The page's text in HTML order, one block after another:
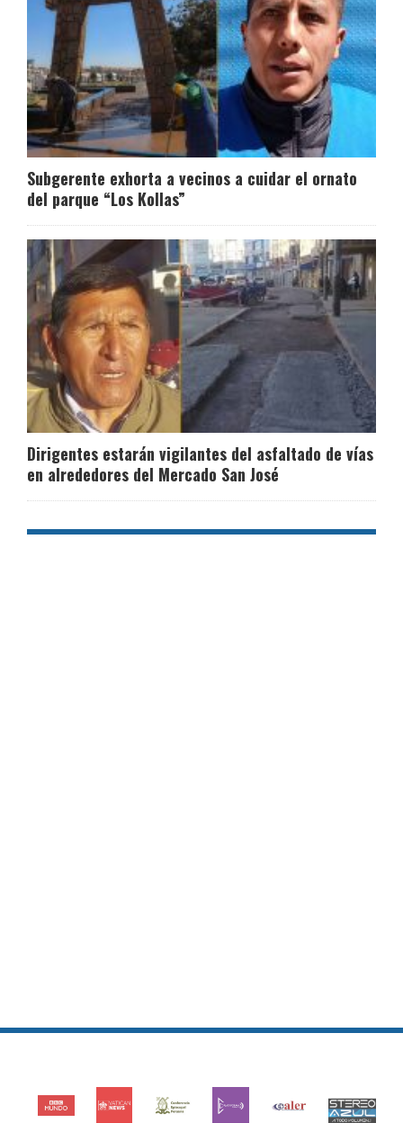
Subgerente exhorta a vecinos a cuidar el ornato
del parque “Los Kollas”
Dirigentes estarán vigilantes del asfaltado de vías
en alrededores del Mercado San José